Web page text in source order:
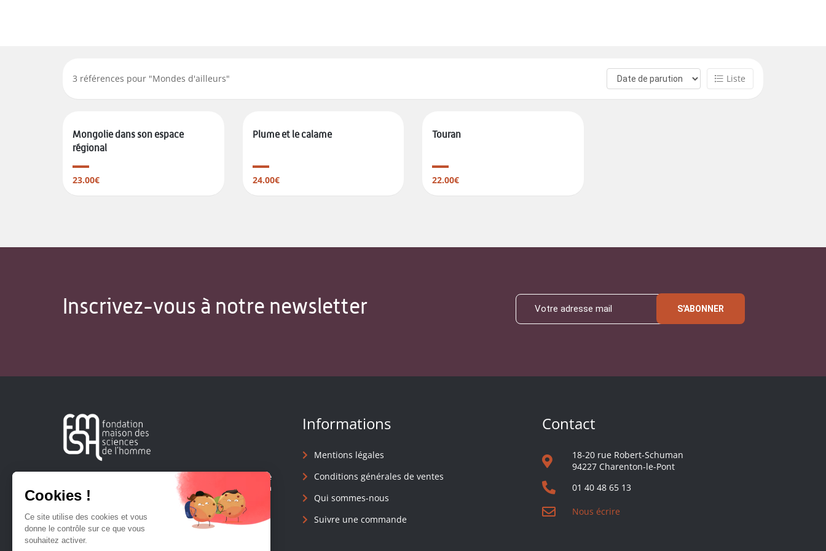
3 références pour "Mondes d'ailleurs" Liste
Mongolie dans son espace
régional
23.00€
Plume et le calame
24.00€
Touran
22.00€
Inscrivez-vous à notre newsletter S'ABONNER
Créée en 1963, la Fondation Maison Sciences de l'Homme
soutient la recherche et la diffusion des connaissances en
sciences humaines et sociales.
Informations
Mentions légales
Conditions générales de ventes
Qui sommes-nous
Suivre une commande
Contact
18-20 rue Robert-Schuman
94227 Charenton-le-Pont
01 40 48 65 13
Nous écrire